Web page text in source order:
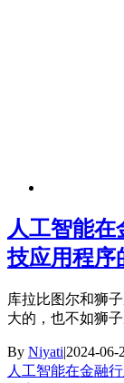
人工智能
技应用程序
库拉比图尔和狮
大的，也不如狮子
By Niyati|2024-06-
人工智能在金融